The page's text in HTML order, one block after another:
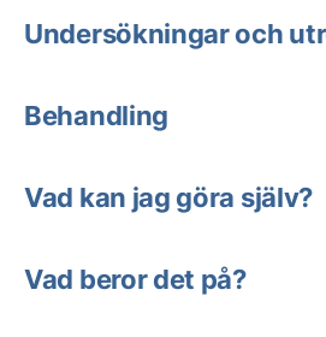
Undersökningar och
Behandling
Vad kan jag göra själv?
Vad beror det på?